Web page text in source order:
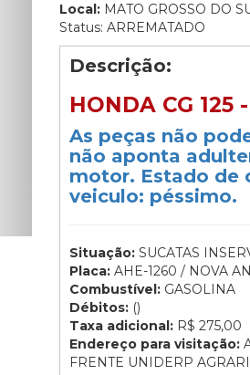
Local: MATO GROSSO DO
Status: ARREMATADO
Descrição:
HONDA CG 125
As peças não
não aponta
motor. Estado de
veiculo: péssimo.
Situação: SUCATAS
Placa: AHE-1260 / NOVA
Combustível: GASOLINA
Débitos: ()
Taxa adicional: R$ 275,00
Endereço para visitação:
FRENTE UNIDERP